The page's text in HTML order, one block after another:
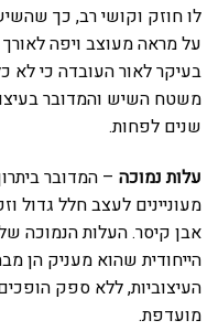
לו חוזק וקושי רב, כך
על מראה מעוצב ויפה לאורך
בעיקר לאור העובדה כי לא
משטח השיש והמדובר
שנים לפחות.
עלות נמוכה – המדובר
מעוניינים לעצב חלל גדול
אבן קיסר. העלות הנמוכה
הייחודית שהוא מעניק הן
העיצוביות, ללא ספק
מועדפת.